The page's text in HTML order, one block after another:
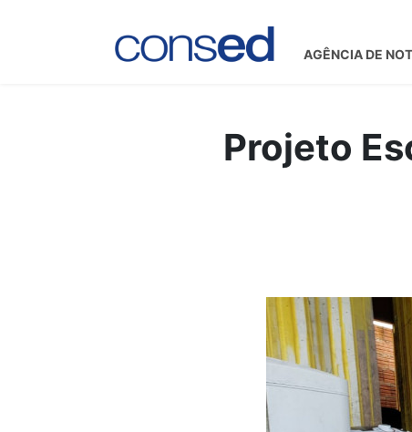
AGÊNCIA DE
Projeto